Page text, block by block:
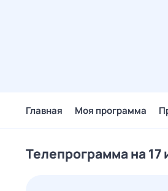
Главная Моя программа
Телепрограмма на 17